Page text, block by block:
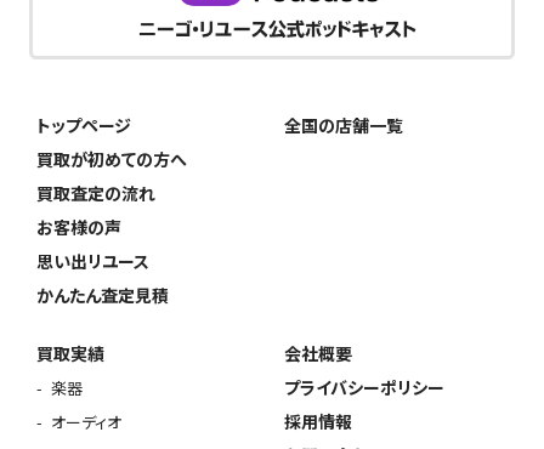
トップページ
買取が初めての方へ
買取査定の流れ
お客様の声
思い出リユース
かんたん査定見積
全国の店舗一覧
買取実績
楽器
オーディオ
会社概要
プライバシーポリシー
採用情報